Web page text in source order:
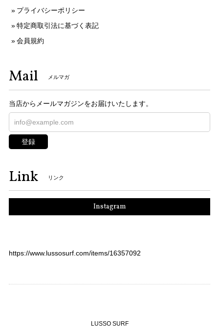
プライバシーポリシー
特定商取引法に基づく表記
会員規約
Mail メルマガ
当店からメールマガジンをお届けいたします。
登録
Link リンク
Instagram
https://www.lussosurf.com/items/16357092
LUSSO SURF